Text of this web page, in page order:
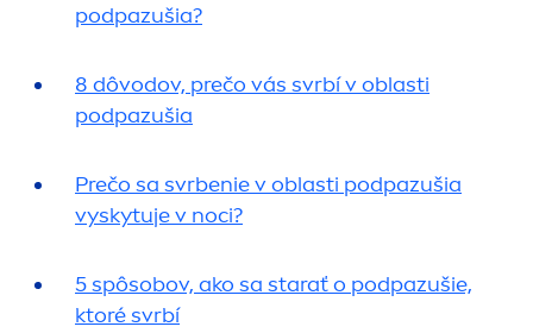
podpazušia?
8 dôvodov, prečo vás svrbí v oblasti
podpazušia
Prečo sa svrbenie v oblasti podpazušia
vyskytuje v noci?
5 spôsobov, ako sa starať o podpazušie,
ktoré svrbí